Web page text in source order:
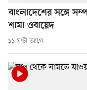
বাংলাদেশের সঙ্গে
শামা ওবায়েদ
১১ ঘণ্টা আগে